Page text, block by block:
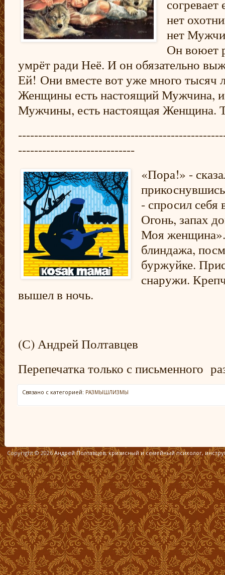
согревает
нет
нет
Он воюет
умрёт ради Неё. И он обязательно
Ей! Они вместе вот уже много тысяч
Женщины есть настоящий Мужчина, и
Мужчины, есть настоящая Женщина.
-----------------------------
«Пора!» -
- спросил
Огонь, запах
Моя
блиндажа,
буржуйке.
снаружи.
вышел в ночь.
(С) Андрей Полтавцев
Перепечатка только с письменного
Связано с категорией: РАЗМЫШЛИЗМЫ
Copyright © 2026Андрей Полтавцев, кризисный и семейный психолог,